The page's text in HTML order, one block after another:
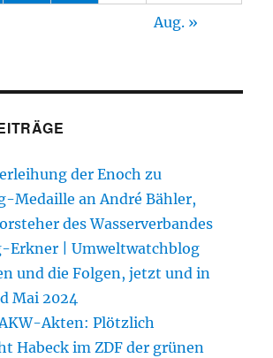
Aug. »
der Enoch zu
Medaille an André Bähler,
des Wasserverbandes
Erkner | Umweltwatchblog
und die Folgen, jetzt und in
Mai 2024
Akten: Plötzlich
Habeck im ZDF der grünen